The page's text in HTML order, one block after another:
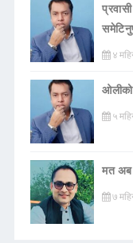
४
५
मत अब
७